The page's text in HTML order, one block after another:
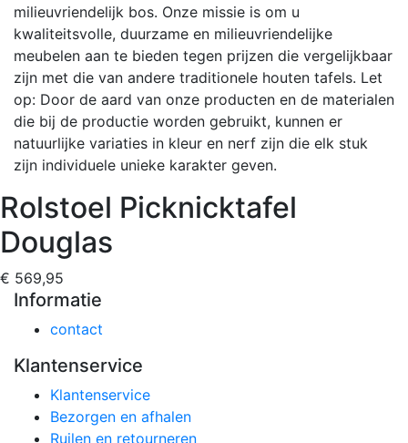
milieuvriendelijk bos. Onze missie is om u
kwaliteitsvolle, duurzame en milieuvriendelijke
meubelen aan te bieden tegen prijzen die vergelijkbaar
zijn met die van andere traditionele houten tafels. Let
op: Door de aard van onze producten en de materialen
die bij de productie worden gebruikt, kunnen er
natuurlijke variaties in kleur en nerf zijn die elk stuk
zijn individuele unieke karakter geven.
Rolstoel Picknicktafel
Douglas
€ 569,95
Informatie
contact
Klantenservice
Klantenservice
Bezorgen en afhalen
Ruilen en retourneren